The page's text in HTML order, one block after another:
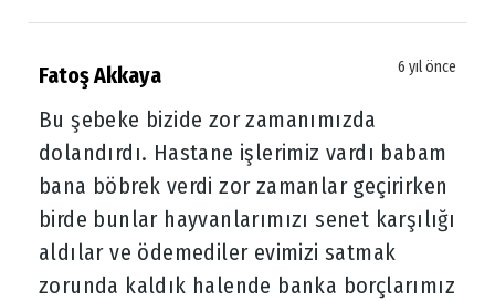
Fatoş Akkaya 6 yıl önce
Bu şebeke bizide zor zamanımızda
dolandırdı. Hastane işlerimiz vardı babam
bana böbrek verdi zor zamanlar geçirirken
birde bunlar hayvanlarımızı senet karşılığı
aldılar ve ödemediler evimizi satmak
zorunda kaldık halende banka borçlarımız